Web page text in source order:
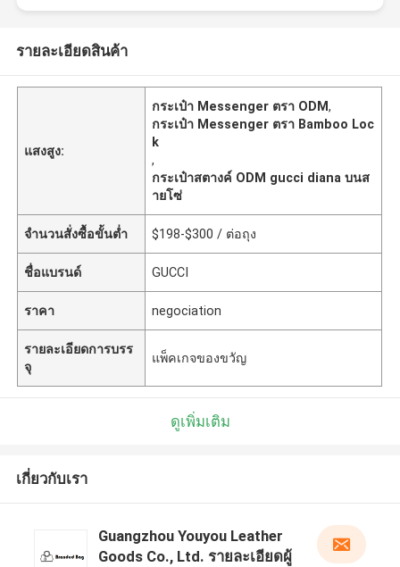
รายละเอียดสินค้า
แสงสูง:
กระเป๋า Messenger ตรา ODM,
กระเป๋า Messenger ตรา Bamboo Loc
k
,
กระเป๋าสตางค์ ODM gucci diana บนส
ายโซ่
จำนวนสั่งซื้อขั้นต่ำ $198-$300 / ต่อถุง
ชื่อแบรนด์ GUCCI
ราคา negociation
รายละเอียดการบรร
จุ
แพ็คเกจของขวัญ
ดูเพิ่มเติม
เกี่ยวกับเรา
Guangzhou Youyou Leather
Goods Co., Ltd. รายละเอียดผู้